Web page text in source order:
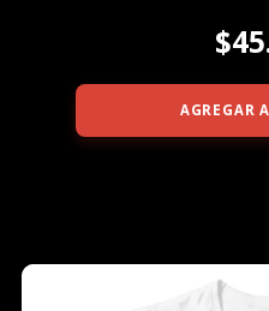
AGREGAR